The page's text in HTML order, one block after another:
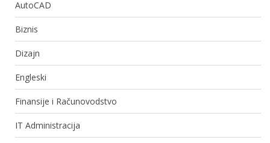
AutoCAD
Biznis
Dizajn
Engleski
Finansije i Računovodstvo
IT Administracija